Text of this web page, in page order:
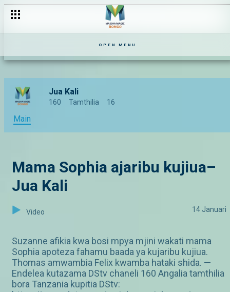
OPEN MENU
Jua Kali
160 Tamthilia 16
Main
Mama Sophia ajaribu kujiua–
Jua Kali
Video 14 Januari
Suzanne afikia kwa bosi mpya mjini wakati mama
Sophia apoteza fahamu baada ya kujaribu kujiua.
Thomas amwambia Felix kwamba hataki shida. —
Endelea kutazama DStv chaneli 160 Angalia tamthilia
bora Tanzania kupitia DStv: